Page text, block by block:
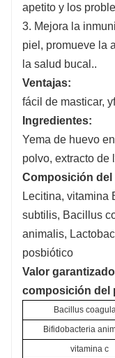
apetito y los
3. Mejora la
piel, promueve la
la salud bucal..
Ventajas:
fácil de masticar, y
Ingredientes:
Yema de huevo
polvo, extracto de
Composición del
Lecitina, vitamina
subtilis, Bacillus
animalis,
posbiótico
Valor
composición del
Bacillus
Bifidobacteria
vitamina c